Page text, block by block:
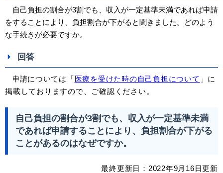
自己負担の割合が3割でも、収入が一定基準未満であれば申請
をすることにより、負担割合が下がると聞きました。どのよう
な手続きが必要ですか。
回答
申請については「医療を受けた時の自己負担について 」に
掲載しておりますので、ご確認ください。
自己負担の割合が3割でも、収入が一定基準未満
であれば申請することにより、負担割合が下がる
ことがあるのはなぜですか。
最終更新日： 2022年9月16日更新